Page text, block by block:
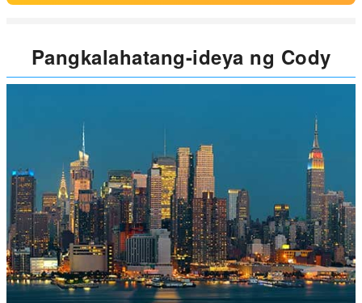
Pangkalahatang-ideya ng Cody